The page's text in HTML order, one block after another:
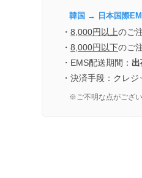
韓国 → 日本国際
・ 8,000円以上のご
・ 8,000円以下のご
・EMS配送期間：
・決済手段：クレ
※ご不明な点がござ